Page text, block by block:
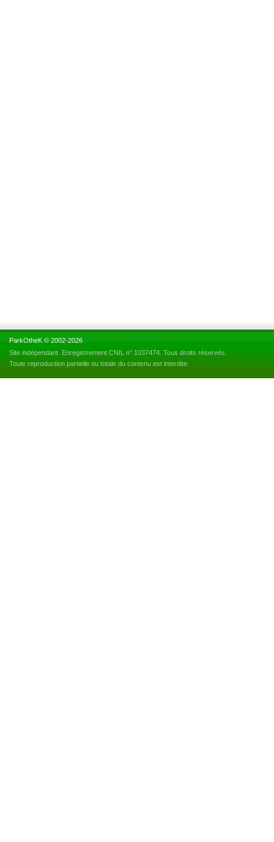
ParkOtheK © 2002-2026
Site indépendant. Enregistrement CNIL n° 1037474. Tous droits réservés.
Toute reproduction partielle ou totale du contenu est interdite.